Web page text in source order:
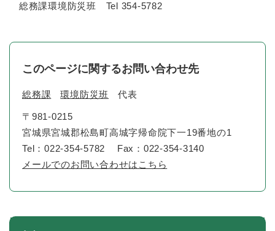
総務課環境防災班 Tel 354-5782
このページに関するお問い合わせ先
総務課 環境防災班 代表
〒981-0215
宮城県宮城郡松島町高城字帰命院下一19番地の1
Tel：022-354-5782
Fax：022-354-3140
メールでのお問い合わせはこちら